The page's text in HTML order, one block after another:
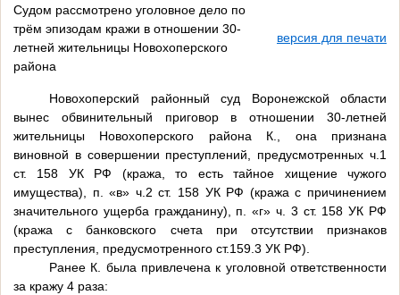
Судом рассмотрено уголовное дело по
трём эпизодам кражи в отношении 30-
летней жительницы Новохоперского
района
версия для печати
Новохоперский районный суд Воронежской области
вынес обвинительный приговор в отношении 30-летней
жительницы Новохоперского района К., она признана
виновной в совершении преступлений, предусмотренных ч.1
ст. 158 УК РФ (кража, то есть тайное хищение чужого
имущества), п. «в» ч.2 ст. 158 УК РФ (кража с причинением
значительного ущерба гражданину), п. «г» ч. 3 ст. 158 УК РФ
(кража с банковского счета при отсутствии признаков
преступления, предусмотренного ст.159.3 УК РФ).
Ранее К. была привлечена к уголовной ответственности
за кражу 4 раза: